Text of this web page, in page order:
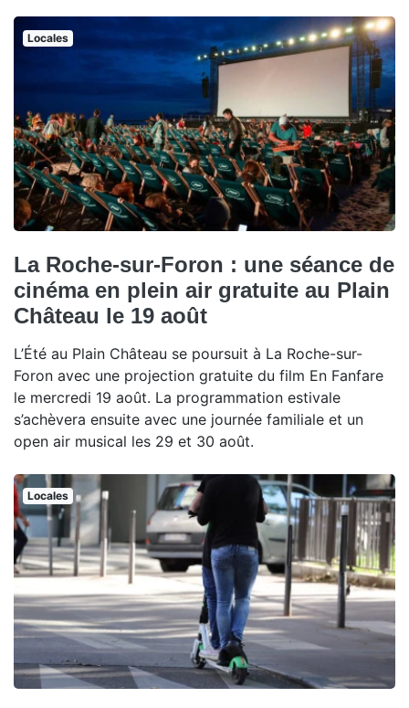
Locales
La Roche-sur-Foron : une séance de
cinéma en plein air gratuite au Plain
Château le 19 août
L’Été au Plain Château se poursuit à La Roche-sur-
Foron avec une projection gratuite du film En Fanfare
le mercredi 19 août. La programmation estivale
s’achèvera ensuite avec une journée familiale et un
open air musical les 29 et 30 août.
Locales